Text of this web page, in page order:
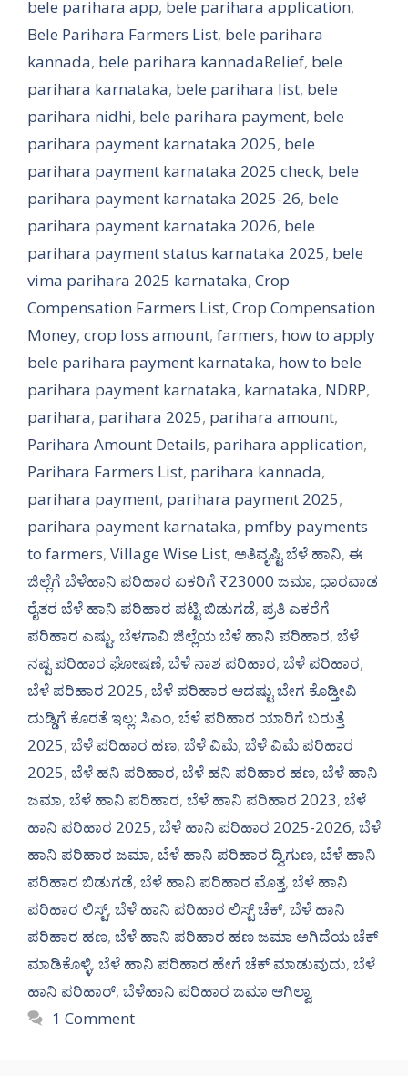
bele parihara app, bele parihara application,
Bele Parihara Farmers List, bele parihara
kannada, bele parihara kannadaRelief, bele
parihara karnataka, bele parihara list, bele
parihara nidhi, bele parihara payment, bele
parihara payment karnataka 2025, bele
parihara payment karnataka 2025 check, bele
parihara payment karnataka 2025-26, bele
parihara payment karnataka 2026, bele
parihara payment status karnataka 2025, bele
vima parihara 2025 karnataka, Crop
Compensation Farmers List, Crop Compensation
Money, crop loss amount, farmers, how to apply
bele parihara payment karnataka, how to bele
parihara payment karnataka, karnataka, NDRP,
parihara, parihara 2025, parihara amount,
Parihara Amount Details, parihara application,
Parihara Farmers List, parihara kannada,
parihara payment, parihara payment 2025,
parihara payment karnataka, pmfby payments
to farmers, Village Wise List, ಅತಿವೃಷ್ಟಿ ಬೆಳೆ ಹಾನಿ, ಈ
ಜಿಲ್ಲೆಗೆ ಬೆಳೆಹಾನಿ ಪರಿಹಾರ ಏಕರಿಗೆ ₹23000 ಜಮಾ, ಧಾರವಾಡ
ರೈತರ ಬೆಳೆ ಹಾನಿ ಪರಿಹಾರ ಪಟ್ಟಿ ಬಿಡುಗಡೆ, ಪ್ರತಿ ಎಕರೆಗೆ
ಪರಿಹಾರ ಎಷ್ಟು, ಬೆಳಗಾವಿ ಜಿಲ್ಲೆಯ ಬೆಳೆ ಹಾನಿ ಪರಿಹಾರ, ಬೆಳೆ
ನಷ್ಟ ಪರಿಹಾರ ಘೋಷಣೆ, ಬೆಳೆ ನಾಶ ಪರಿಹಾರ, ಬೆಳೆ ಪರಿಹಾರ,
ಬೆಳೆ ಪರಿಹಾರ 2025, ಬೆಳೆ ಪರಿಹಾರ ಆದಷ್ಟು ಬೇಗ ಕೊಡ್ತೀವಿ
ದುಡ್ಡಿಗೆ ಕೊರತೆ ಇಲ್ಲ: ಸಿಎಂ, ಬೆಳೆ ಪರಿಹಾರ ಯಾರಿಗೆ ಬರುತ್ತೆ
2025, ಬೆಳೆ ಪರಿಹಾರ ಹಣ, ಬೆಳೆ ವಿಮೆ, ಬೆಳೆ ವಿಮೆ ಪರಿಹಾರ
2025, ಬೆಳೆ ಹನಿ ಪರಿಹಾರ, ಬೆಳೆ ಹನಿ ಪರಿಹಾರ ಹಣ, ಬೆಳೆ ಹಾನಿ
ಜಮಾ, ಬೆಳೆ ಹಾನಿ ಪರಿಹಾರ, ಬೆಳೆ ಹಾನಿ ಪರಿಹಾರ 2023, ಬೆಳೆ
ಹಾನಿ ಪರಿಹಾರ 2025, ಬೆಳೆ ಹಾನಿ ಪರಿಹಾರ 2025-2026, ಬೆಳೆ
ಹಾನಿ ಪರಿಹಾರ ಜಮಾ, ಬೆಳೆ ಹಾನಿ ಪರಿಹಾರ ದ್ವಿಗುಣ, ಬೆಳೆ ಹಾನಿ
ಪರಿಹಾರ ಬಿಡುಗಡೆ, ಬೆಳೆ ಹಾನಿ ಪರಿಹಾರ ಮೊತ್ತ, ಬೆಳೆ ಹಾನಿ
ಪರಿಹಾರ ಲಿಸ್ಟ್, ಬೆಳೆ ಹಾನಿ ಪರಿಹಾರ ಲಿಸ್ಟ್ ಚೆಕ್, ಬೆಳೆ ಹಾನಿ
ಪರಿಹಾರ ಹಣ, ಬೆಳೆ ಹಾನಿ ಪರಿಹಾರ ಹಣ ಜಮಾ ಅಗಿದೆಯ ಚೆಕ್
ಮಾಡಿಕೊಳ್ಳಿ, ಬೆಳೆ ಹಾನಿ ಪರಿಹಾರ ಹೇಗೆ ಚೆಕ್ ಮಾಡುವುದು, ಬೆಳೆ
ಹಾನಿ ಪರಿಹಾರ್, ಬೆಳೆಹಾನಿ ಪರಿಹಾರ ಜಮಾ ಆಗಿಲ್ವಾ
1 Comment